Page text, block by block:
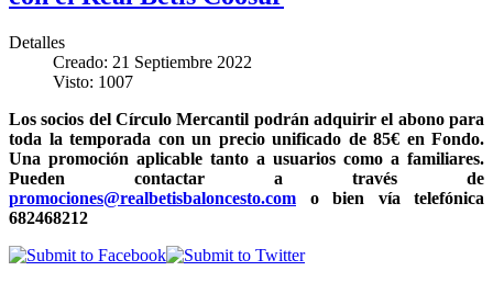
Detalles
Creado: 21 Septiembre 2022
Visto: 1007
Los socios del Círculo Mercantil podrán adquirir el abono para
toda la temporada con un precio unificado de 85€ en Fondo.
Una promoción aplicable tanto a usuarios como a familiares.
Pueden contactar a través de
promociones@realbetisbaloncesto.com o bien vía telefónica
682468212